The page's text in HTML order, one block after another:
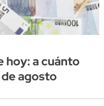
hoy: a cuánto
agosto